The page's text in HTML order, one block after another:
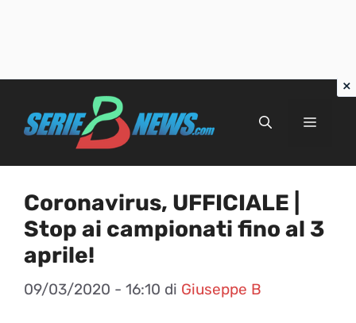
Menu
Coronavirus, UFFICIALE |
Stop ai campionati fino al 3
aprile!
09/03/2020 - 16:10 di Giuseppe B